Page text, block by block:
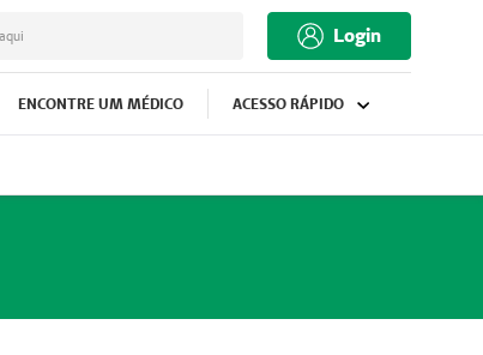
Login
ENCONTRE UM MÉDICO ACESSO RÁPIDO